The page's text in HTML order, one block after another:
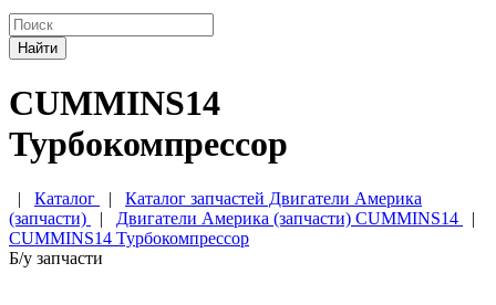
Найти
CUMMINS14
Турбокомпрессор
| Каталог | Каталог запчастей Двигатели Америка
(запчасти)
| Двигатели Америка (запчасти) CUMMINS14
|
CUMMINS14 Турбокомпрессор
Б/у запчасти